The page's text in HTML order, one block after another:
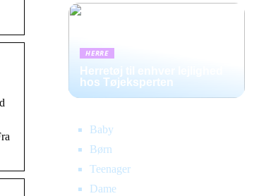
HERRE
Herretøj til enhver lejlighed
hos Tøjeksperten
Baby
Børn
Teenager
Dame